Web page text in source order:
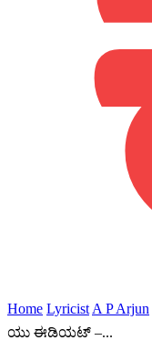
Home Lyricist A P Arjun
ಯು ಈಡಿಯಟ್ –...